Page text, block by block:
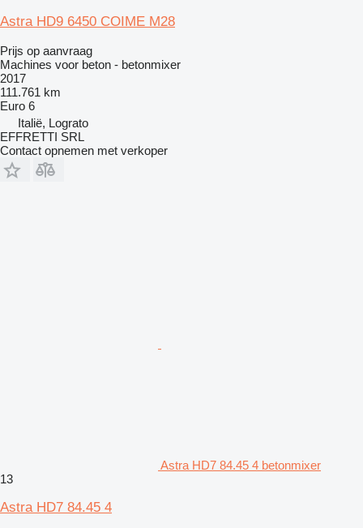
Astra HD9 6450 COIME M28
Prijs op aanvraag
Machines voor beton - betonmixer
2017
111.761 km
Euro 6
Italië, Lograto
EFFRETTI SRL
Contact opnemen met verkoper
Astra HD7 84.45 4 betonmixer
13
Astra HD7 84.45 4